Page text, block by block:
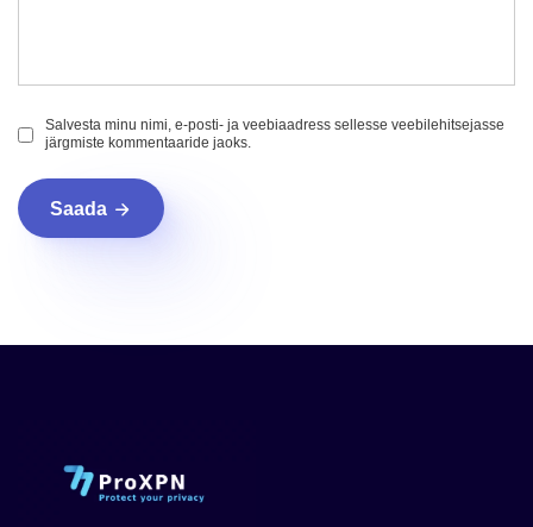
Salvesta minu nimi, e-posti- ja veebiaadress sellesse veebilehitsejasse
järgmiste kommentaaride jaoks.
Saada